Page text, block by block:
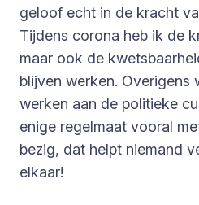
geloof echt in de kracht
Tijdens corona heb ik de
maar ook de
blijven werken. Overigens
werken aan de politieke
enige regelmaat vooral
bezig, dat helpt niemand
elkaar!